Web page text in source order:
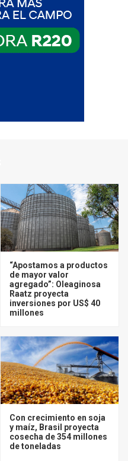
“Apostamos a productos
de mayor valor
agregado”: Oleaginosa
Raatz proyecta
inversiones por US$ 40
millones
Con crecimiento en soja
y maíz, Brasil proyecta
cosecha de 354 millones
de toneladas